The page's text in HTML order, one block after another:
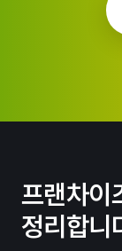
프랜차이
정리합니